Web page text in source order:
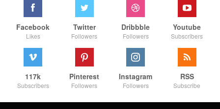
Facebook
Likes
Twitter
Followers
Dribbble
Followers
Youtube
Subscribers
117k
Subscribers
Pinterest
Followers
Instagram
Followers
RSS
Subscribe